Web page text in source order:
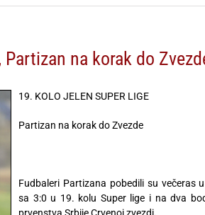
Partizan na korak do
19. KOLO JELEN SUPER LIGE
Partizan na korak do Zvezde
Fudbaleri Partizana pobedili su večeras
sa 3:0 u 19. kolu Super lige i na dva
prvenstva Srbije Crvenoj zvezdi.